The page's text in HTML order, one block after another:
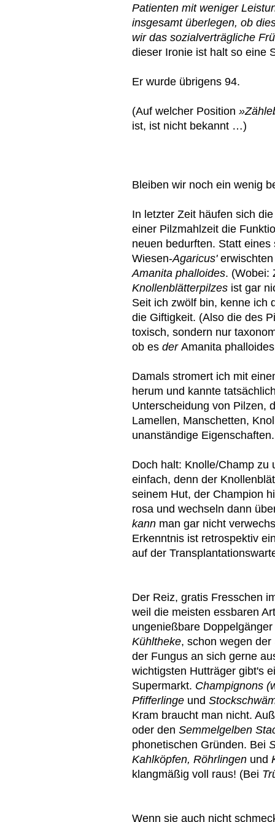
Patienten mit weniger
insgesamt überlegen, ob
wir das sozialverträgliche
dieser Ironie ist halt so eine
Er wurde übrigens 94.
(Auf welcher Position
ist, ist nicht bekannt …)
Bleiben wir noch ein wenig
In letzter Zeit häufen sich
einer Pilzmahlzeit die
neuen bedurften. Statt
Wiesen-Agaricus'
Amanita phalloides. (Wobei:
Knollenblätterpilzes ist gar
Seit ich zwölf bin, kenne ich
die Giftigkeit. (Also die des
toxisch, sondern nur
ob es derAmanita
Damals stromert ich mit
herum und kannte
Unterscheidung von Pilzen,
Lamellen, Manschetten,
unanständige Eigenschaften.
Doch halt: Knolle/Champ zu
einfach, denn der
seinem Hut, der Champion
rosa und wechseln dann
kann man gar nicht
Erkenntnis ist retrospektiv
auf der
Der Reiz, gratis Fresschen
weil die meisten essbaren
ungenießbare
Kühltheke, schon wegen
der Fungus an sich gerne
wichtigsten Hutträger gibt's
Supermarkt. Champignons
Pfifferlinge und
Kram braucht man nicht.
oder den Semmelgelben
phonetischen Gründen. Bei
Kahlköpfen, Röhrlingen und
klangmäßig voll raus! (Bei
Wenn sie auch nicht